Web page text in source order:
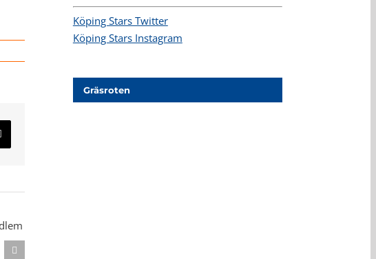
Köping Stars Twitter
Köping Stars Instagram
Gräsroten